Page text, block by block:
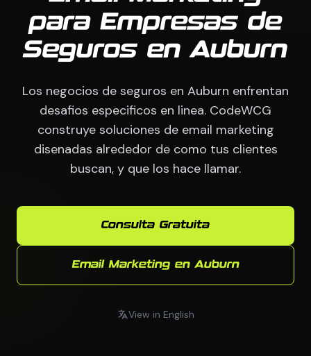
para Empresas de
Seguros en Auburn
Los negocios de seguros en Auburn enfrentan
desafios especificos en linea. CodeWCG
construye soluciones de email marketing
disenadas alrededor de como tus clientes
buscan, y que los hace llamar.
Consulta Gratuita
Email Marketing en Auburn
View in English